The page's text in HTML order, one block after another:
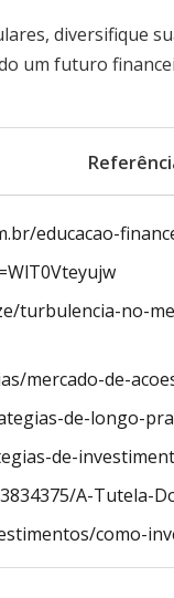
diversifique
um futuro
educacao-
turbulencia-no-
mercado-de-
de-longo-
de-
A-Tutela-
como-